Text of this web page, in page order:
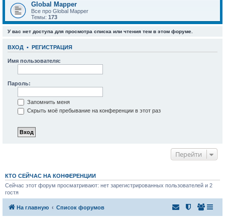
Global Mapper
Все про Global Mapper
Темы: 173
У вас нет доступа для просмотра списка или чтения тем в этом форуме.
ВХОД • РЕГИСТРАЦИЯ
Имя пользователя:
Пароль:
Запомнить меня
Скрыть моё пребывание на конференции в этот раз
Перейти
КТО СЕЙЧАС НА КОНФЕРЕНЦИИ
Сейчас этот форум просматривают: нет зарегистрированных пользователей и 2
гостя
На главную Список форумов